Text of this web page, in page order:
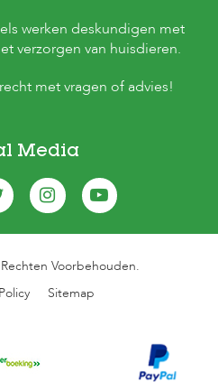
werken deskundigen met
verzorgen van huisdieren.
met vragen of advies!
Media
Voorbehouden.
Sitemap